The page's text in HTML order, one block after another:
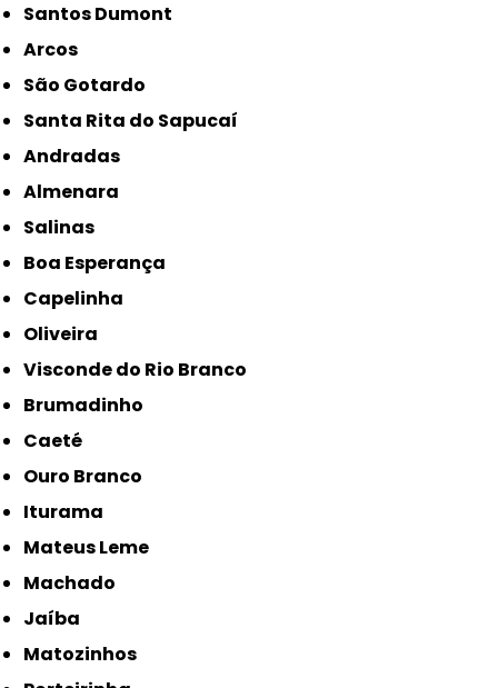
Santos Dumont
Arcos
São Gotardo
Santa Rita do Sapucaí
Andradas
Almenara
Salinas
Boa Esperança
Capelinha
Oliveira
Visconde do Rio Branco
Brumadinho
Caeté
Ouro Branco
Iturama
Mateus Leme
Machado
Jaíba
Matozinhos